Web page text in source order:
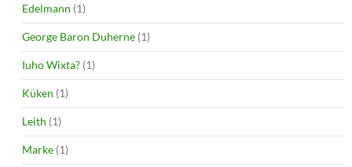
Edelmann (1)
George Baron Duherne (1)
Iuho Wixta? (1)
Küken (1)
Leith (1)
Marke (1)